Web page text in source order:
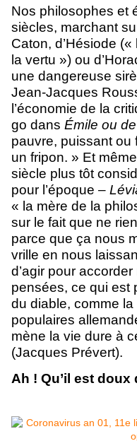
Nos philosophes et
siècles, marchant
Caton, d’Hésiode
la vertu ») ou
une dangereuse
Jean-Jacques
l’économie de la
go dans Émile ou
pauvre, puissant ou
un fripon. » Et
siècle plus tôt
pour l’époque –
« la mère de la
sur le fait que ne
parce que ça nous
vrille en nous
d’agir pour
pensées, ce qui est
du diable, comme
populaires
mène la vie dure à
(Jacques Prévert).
Ah ! Qu’il est